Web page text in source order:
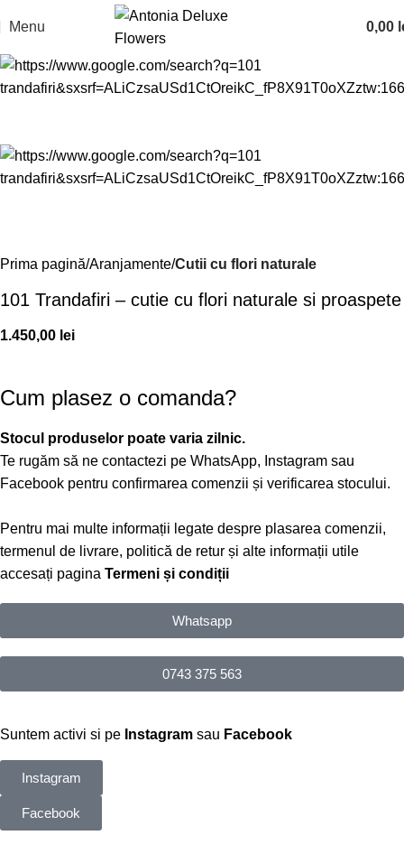
Menu 0,00
Prima pagină Aranjamente Cutii cu flori naturale
101 Trandafiri – cutie cu flori naturale si proaspete
1.450,00 lei
Cum plasez o comanda?
Stocul produselor poate varia zilnic.
Te rugăm să ne contactezi pe WhatsApp, Instagram sau
Facebook pentru confirmarea comenzii și verificarea stocului.
Pentru mai multe informații legate despre plasarea comenzii,
termenul de livrare, politică de retur și alte informații utile
accesați pagina Termeni și condiții
Whatsapp
0743 375 563
Suntem activi si pe Instagram sau Facebook
Instagram
Facebook